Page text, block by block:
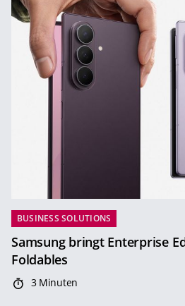
BUSINESS SOLUTIONS
Samsung bringt Enterprise
Foldables
3 Minuten